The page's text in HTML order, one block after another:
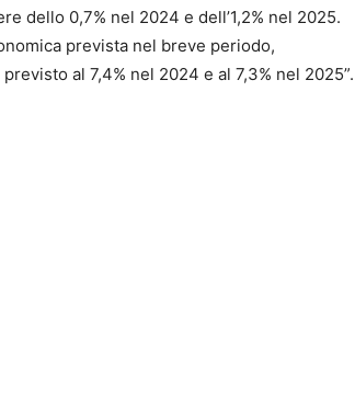
dello 0,7% nel 2024 e dell’1,2% nel 2025.
prevista nel breve periodo,
al 7,4% nel 2024 e al 7,3% nel 2025”.